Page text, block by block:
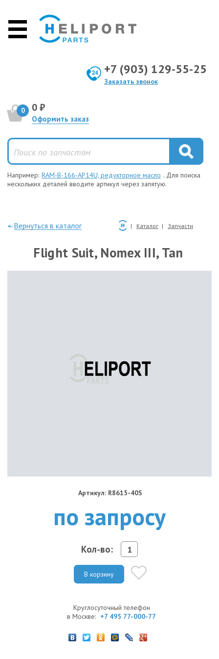
+7 (903) 129-55-25
Заказать звонок
0 0 ₽
Оформить заказ
Например: RAM-B-166-AP14U, редукторное масло . Для поиска
нескольких деталей вводите артикул через запятую.
—Вернуться в каталог Каталог Запчасти
Flight Suit, Nomex III, Tan
Артикул: R8615-40S
по запросу
Кол-во:
В корзину
Круглосуточный телефон
в Москве: +7 495 77-000-77